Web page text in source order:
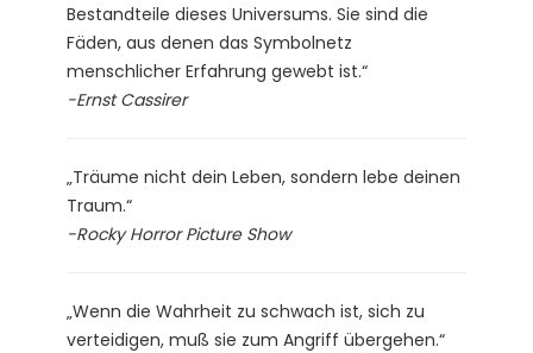
Bestandteile dieses Universums. Sie sind die
Fäden, aus denen das Symbolnetz
menschlicher Erfahrung gewebt ist.“
-Ernst Cassirer
„Träume nicht dein Leben, sondern lebe deinen
Traum.“
-Rocky Horror Picture Show
„Wenn die Wahrheit zu schwach ist, sich zu
verteidigen, muß sie zum Angriff übergehen.“